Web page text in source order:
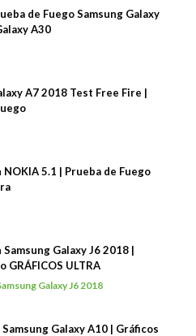
de Fuego Samsung Galaxy
A30
A7 2018 Test Free Fire |
NOKIA 5.1 | Prueba de Fuego
Galaxy J6 2018 |
GRÁFICOS ULTRA
Galaxy J6 2018
Galaxy A10 | Gráficos